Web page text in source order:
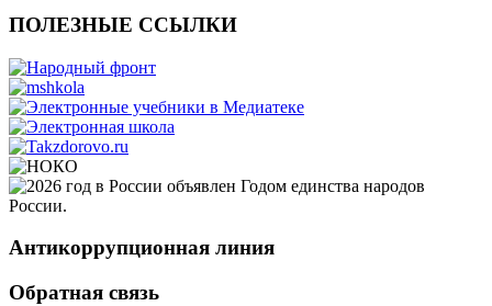
ПОЛЕЗНЫЕ ССЫЛКИ
Антикоррупционная линия
Обратная связь